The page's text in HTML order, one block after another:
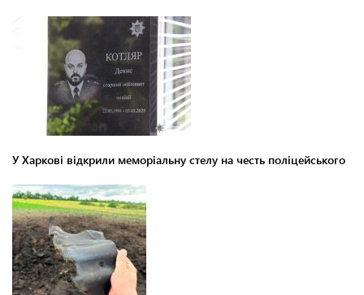
У Харкові відкрили меморіальну стелу на честь поліцейського